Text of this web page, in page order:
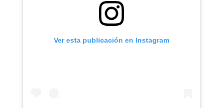
Ver esta publicación en Instagram